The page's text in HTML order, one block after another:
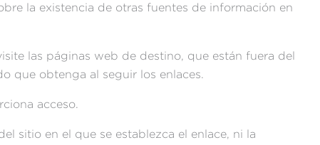
la existencia de otras fuentes de información en
las páginas web de destino, que están fuera del
que obtenga al seguir los enlaces.
acceso.
sitio en el que se establezca el enlace, ni la